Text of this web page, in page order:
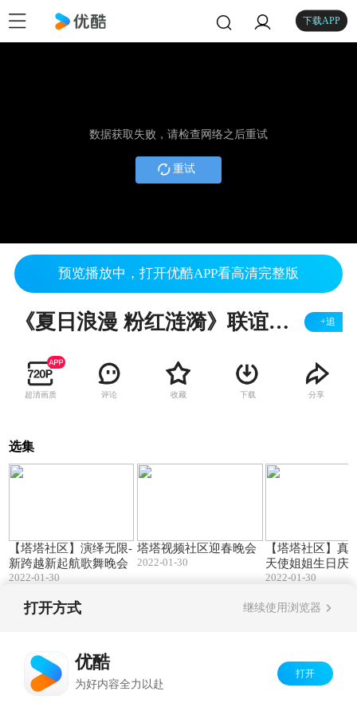
下载APP
数据获取失败，请检查网络之后重试
重试
预览播放中，打开优酷APP看高清完整版
《夏日浪漫 粉红涟漪》联谊晚会--录像 +追
超清画质 评论 收藏 下载 分享
选集
【塔塔社区】演绎无限-
新跨越新起航歌舞晚会
2022-01-30
塔塔视频社区迎春晚会
2022-01-30
【塔塔社区】真
天使姐姐生日庆
晚会
2022-01-30
打开方式 继续使用浏览器
优酷
为好内容全力以赴
打开